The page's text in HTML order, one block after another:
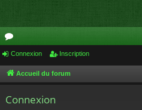
or
u
Connexion Inscription
Accueil du forum
Connexion